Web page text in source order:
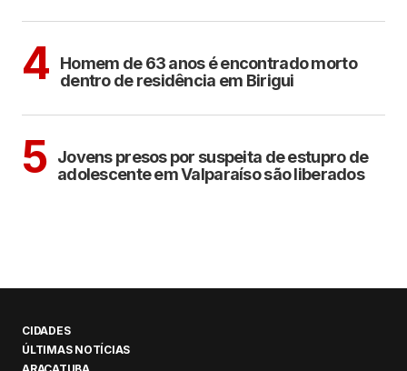
4
Homem de 63 anos é encontrado morto
dentro de residência em Birigui
5 Jovens presos por suspeita de estupro de
adolescente em Valparaíso são liberados
CIDADES
ÚLTIMAS NOTÍCIAS